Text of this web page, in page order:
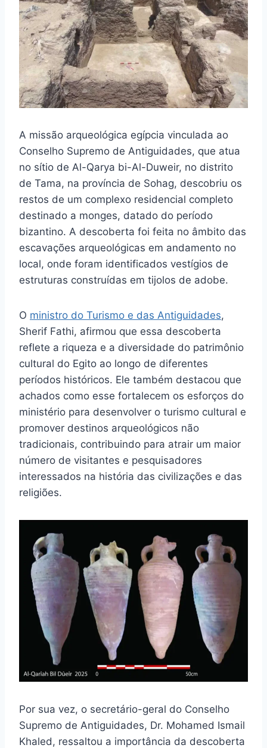
A missão arqueológica egípcia vinculada ao
Conselho Supremo de Antiguidades, que atua
no sítio de Al-Qarya bi-Al-Duweir, no distrito
de Tama, na província de Sohag, descobriu os
restos de um complexo residencial completo
destinado a monges, datado do período
bizantino. A descoberta foi feita no âmbito das
escavações arqueológicas em andamento no
local, onde foram identificados vestígios de
estruturas construídas em tijolos de adobe.
O ministro do Turismo e das Antiguidades,
Sherif Fathi, afirmou que essa descoberta
reflete a riqueza e a diversidade do patrimônio
cultural do Egito ao longo de diferentes
períodos históricos. Ele também destacou que
achados como esse fortalecem os esforços do
ministério para desenvolver o turismo cultural e
promover destinos arqueológicos não
tradicionais, contribuindo para atrair um maior
número de visitantes e pesquisadores
interessados na história das civilizações e das
religiões.
Por sua vez, o secretário-geral do Conselho
Supremo de Antiguidades, Dr. Mohamed Ismail
Khaled, ressaltou a importância da descoberta